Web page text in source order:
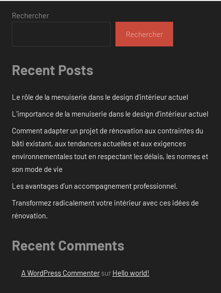
Rechercher
Rechercher
Recent Posts
Le rôle de la menuiserie dans le design d’intérieur actuel
L’importance de la menuiserie dans le design d’intérieur actuel
Comment adapter un projet de rénovation aux contraintes du
bâti existant, aux tendances actuelles et aux exigences
environnementales tout en respectant les délais, les normes et
son mode de vie
Les avantages d’un accompagnement professionnel.
Transformez radicalement votre intérieur avec ces idées de
rénovation.
Recent Comments
A WordPress Commentersur Hello world!